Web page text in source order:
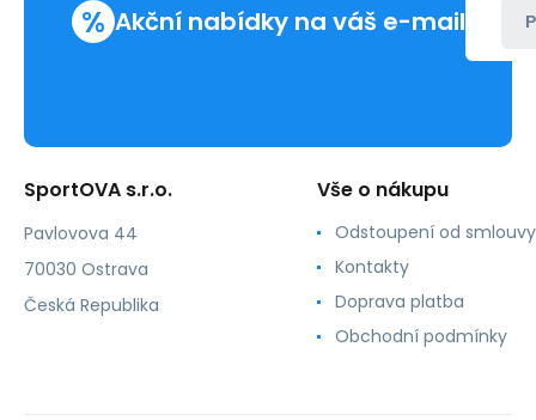
% Akční nabídky na váš e-mail
SportOVA s.r.o.
Pavlovova 44
70030 Ostrava
Česká Republika
Vše o nákupu
Odstoupení od smlouvy
Kontakty
Doprava platba
Obchodní podmínky